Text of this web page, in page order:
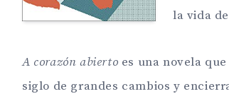
la vida
A corazón abierto es una novela
siglo de grandes cambios y